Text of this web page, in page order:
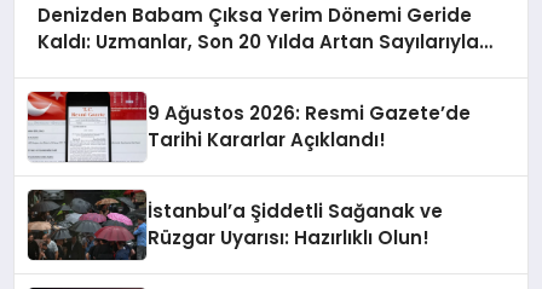
Denizden Babam Çıksa Yerim Dönemi Geride
Kaldı: Uzmanlar, Son 20 Yılda Artan Sayılarıyla
9 Ağustos 2026: Resmi Gazete’de
Tarihi Kararlar Açıklandı!
İstanbul’a Şiddetli Sağanak ve
Rüzgar Uyarısı: Hazırlıklı Olun!